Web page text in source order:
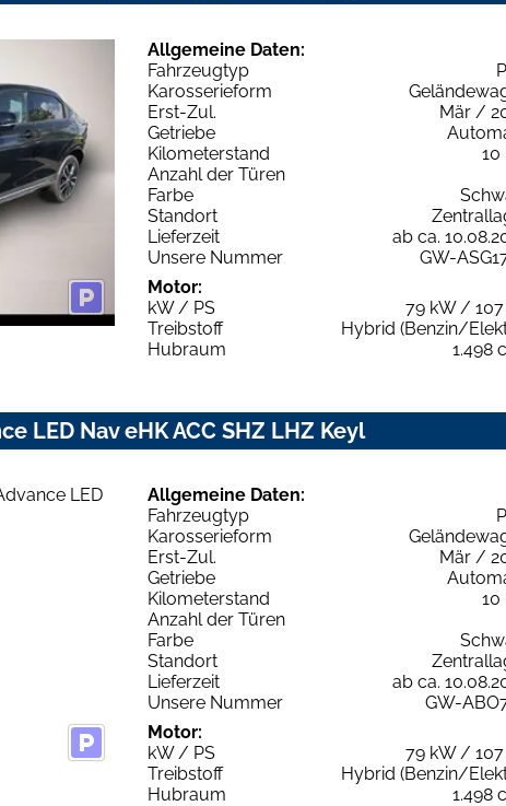
Allgemeine Daten:
Fahrzeugtyp
Karosserieform
Erst-Zul.
Mär /
Getriebe
Kilometerstand
10
Anzahl der Türen
Farbe
Standort
Lieferzeit
ab ca.
Unsere Nummer
GW-
Motor:
kW / PS
79 kW / 107
Treibstoff
Hybrid (Benzin/
Hubraum
1.498
LED Nav eHK ACC SHZ LHZ Keyl
Allgemeine Daten:
Fahrzeugtyp
Karosserieform
Erst-Zul.
Mär /
Getriebe
Kilometerstand
10
Anzahl der Türen
Farbe
Standort
Lieferzeit
ab ca.
Unsere Nummer
GW-
Motor:
kW / PS
79 kW / 107
Treibstoff
Hybrid (Benzin/
Hubraum
1.498